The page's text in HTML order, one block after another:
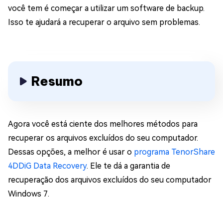
você tem é começar a utilizar um software de backup.
Isso te ajudará a recuperar o arquivo sem problemas.
Resumo
Agora você está ciente dos melhores métodos para
recuperar os arquivos excluídos do seu computador.
Dessas opções, a melhor é usar o programa TenorShare
4DDiG Data Recovery. Ele te dá a garantia de
recuperação dos arquivos excluídos do seu computador
Windows 7.